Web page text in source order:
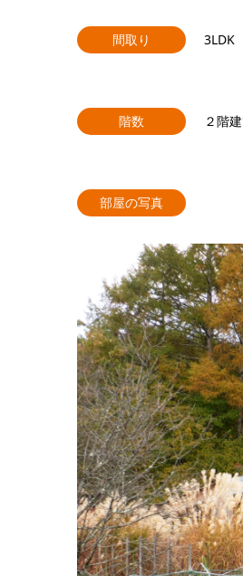
間取り 3LDK
階数 ２階
部屋の写真